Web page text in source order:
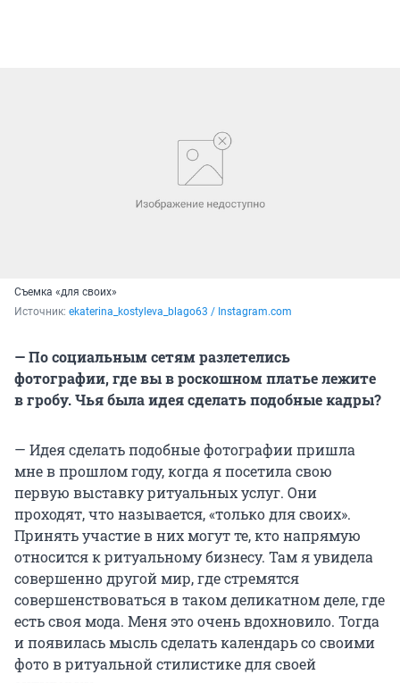
Съемка «для своих»
Источник: ekaterina_kostyleva_blago63 / Instagram.com
— По социальным сетям разлетелись
фотографии, где вы в роскошном платье лежите
в гробу. Чья была идея сделать подобные кадры?
— Идея сделать подобные фотографии пришла
мне в прошлом году, когда я посетила свою
первую выставку ритуальных услуг. Они
проходят, что называется, «только для своих».
Принять участие в них могут те, кто напрямую
относится к ритуальному бизнесу. Там я увидела
совершенно другой мир, где стремятся
совершенствоваться в таком деликатном деле, где
есть своя мода. Меня это очень вдохновило. Тогда
и появилась мысль сделать календарь со своими
фото в ритуальной стилистике для своей